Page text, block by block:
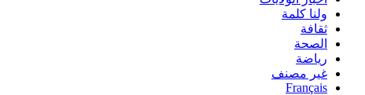
ولنا كلمة
ثقافة
الصحة
رياضة
غير مصنف
Français